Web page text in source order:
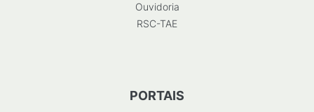
Ouvidoria
RSC-TAE
PORTAIS